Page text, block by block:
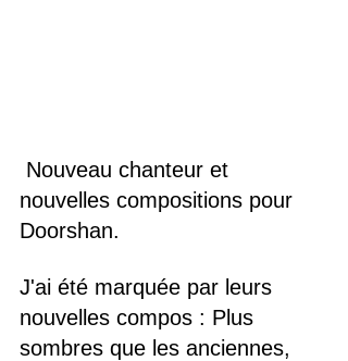
nouvelles compositions pour
Doorshan.
J'ai été marquée par leurs
nouvelles compos : Plus
sombres que les anciennes,